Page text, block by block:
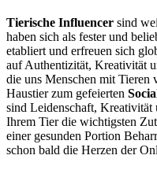
Tierische Influencer sind
haben sich als fester und
etabliert und erfreuen sich
auf Authentizität, Kreativität
die uns Menschen mit Tieren
Haustier zum gefeierten
sind Leidenschaft,
Ihrem Tier die wichtigsten
einer gesunden Portion
schon bald die Herzen der